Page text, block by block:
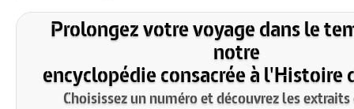
Prolongez votre voyage dans le
notre
encyclopédie consacrée à l'Histoire
Choisissez un numéro et découvrez les